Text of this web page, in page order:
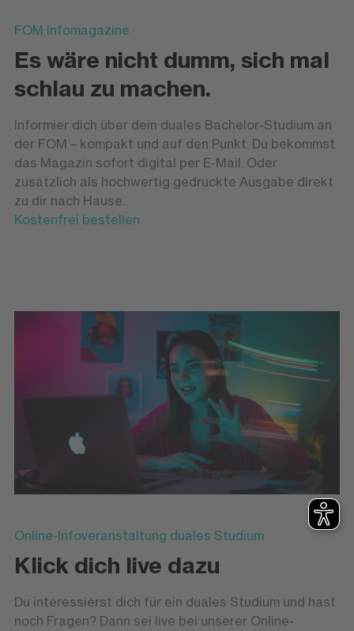
FOM Infomagazine
Es wäre nicht dumm, sich mal
schlau zu machen.
Informier dich über dein duales Bachelor-Studium an
der FOM – kompakt und auf den Punkt. Du bekommst
das Magazin sofort digital per E-Mail. Oder
zusätzlich als hochwertig gedruckte Ausgabe direkt
zu dir nach Hause.
Kostenfrei bestellen
Online-Infoveranstaltung duales Studium
Klick dich live dazu
Du interessierst dich für ein duales Studium und hast
noch Fragen? Dann sei live bei unserer Online-